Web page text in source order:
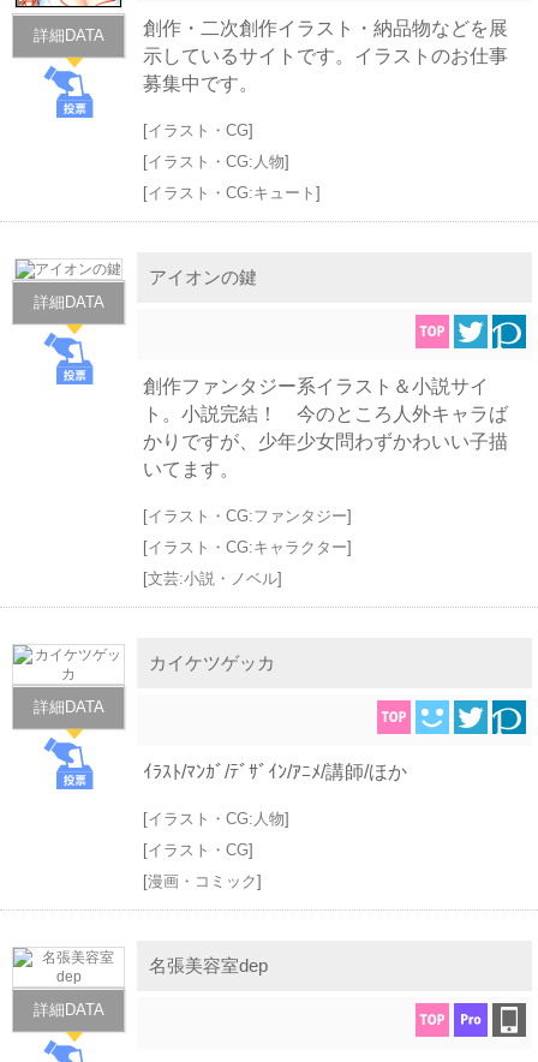
詳細DATA
創作・二次創作イラスト・納品物などを展
示しているサイトです。イラストのお仕事
募集中です。
[イラスト・CG]
[イラスト・CG:人物]
[イラスト・CG:キュート ]
詳細DATA
アイオンの鍵
創作ファンタジー系イラスト＆小説サイ
ト。小説完結！ 今のところ人外キャラば
かりですが、少年少女問わずかわいい子描
いてます。
[イラスト・CG:ファンタジー]
[イラスト・CG:キャラクター]
[文芸:小説・ノベル]
詳細DATA
カイケツゲッカ
ｲﾗｽﾄ/ﾏﾝｶﾞ/ﾃﾞｻﾞｲﾝ/ｱﾆﾒ/講師/ほか
[イラスト・CG:人物]
[イラスト・CG]
[漫画・コミック]
詳細DATA
名張美容室dep